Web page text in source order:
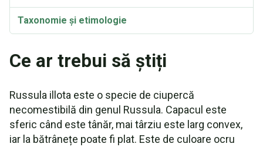
Taxonomie și etimologie
Ce ar trebui să știți
Russula illota este o specie de ciupercă
necomestibilă din genul Russula. Capacul este
sferic când este tânăr, mai târziu este larg convex,
iar la bătrânețe poate fi plat. Este de culoare ocru